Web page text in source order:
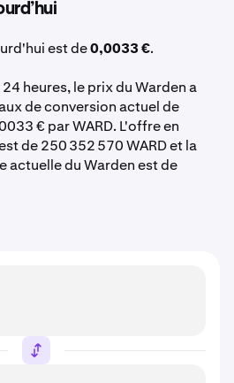
est de0,0033 €.
heures, le prix du Warden a
de conversion actuel de
€ par WARD. L'offre en
de 250 352 570 WARD et la
actuelle du Warden est de